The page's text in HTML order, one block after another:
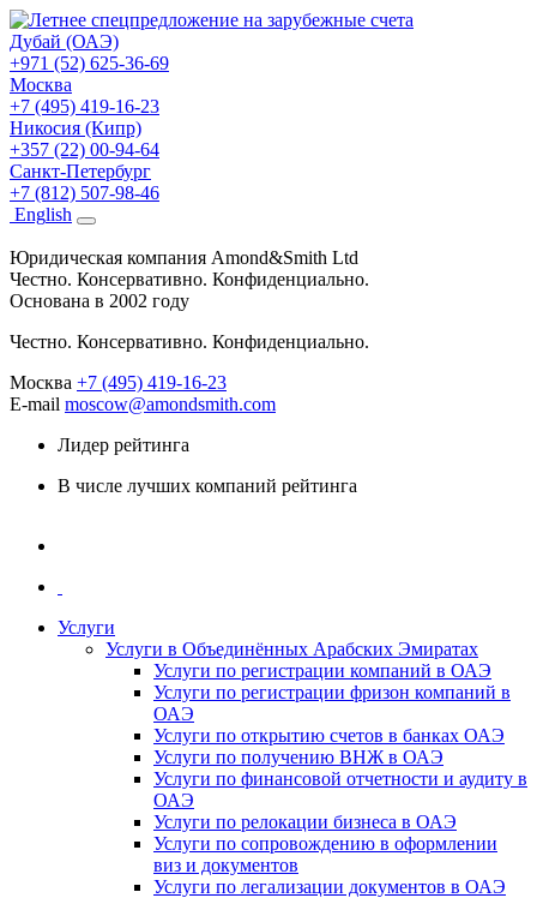
Дубай (ОАЭ)
+971 (52) 625-36-69
Москва
+7 (495) 419-16-23
Никосия (Кипр)
+357 (22) 00-94-64
Санкт-Петербург
+7 (812) 507-98-46
English
Юридическая компания Amond&Smith Ltd
Честно. Консервативно. Конфиденциально.
Основана в 2002 году
Честно. Консервативно. Конфиденциально.
Москва +7 (495) 419-16-23
E-mail moscow@amondsmith.com
Лидер рейтинга
В числе лучших компаний рейтинга
Услуги
Услуги в Объединённых Арабских Эмиратах
Услуги по регистрации компаний в ОАЭ
Услуги по регистрации фризон компаний в
ОАЭ
Услуги по открытию счетов в банках ОАЭ
Услуги по получению ВНЖ в ОАЭ
Услуги по финансовой отчетности и аудиту в
ОАЭ
Услуги по релокации бизнеса в ОАЭ
Услуги по сопровождению в оформлении
виз и документов
Услуги по легализации документов в ОАЭ